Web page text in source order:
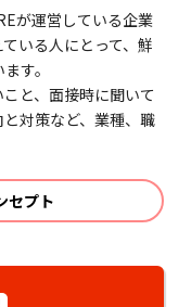
が運営している企業
いる人にとって、鮮
す。
と、面接時に聞いて
対策など、業種、職
セプト